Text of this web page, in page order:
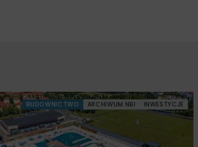
BUDOWNICTWO ARCHIWUM NBI INWESTYCJE